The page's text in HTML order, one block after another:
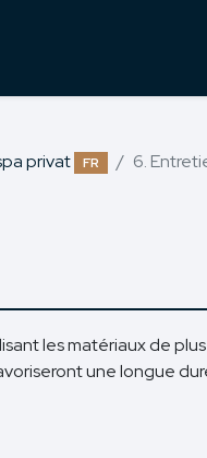
privat FR 6.
les matériaux de
une longue